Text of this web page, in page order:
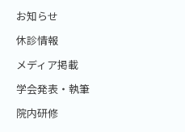
お知らせ
休診情報
メディア掲載
学会発表・執筆
院内研修